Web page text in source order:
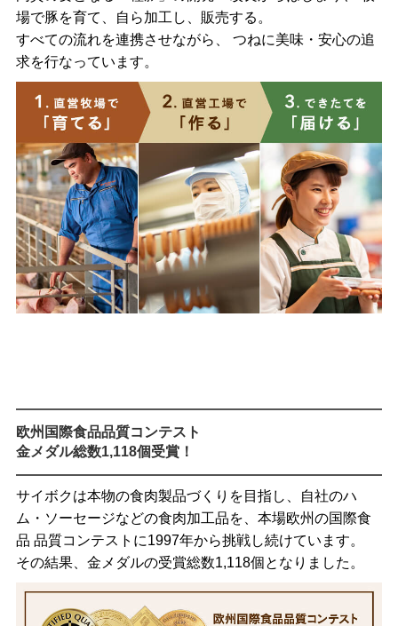
場で豚を育て、自ら加工し、販売する。
すべての流れを連携させながら、 つねに美味・安心の追
求を行なっています。
欧州国際食品品質コンテスト
金メダル総数1,118個受賞！
サイボクは本物の食肉製品づくりを目指し、自社のハ
ム・ソーセージなどの食肉加工品を、本場欧州の国際食
品 品質コンテストに1997年から挑戦し続けています。
その結果、金メダルの受賞総数1,118個となりました。